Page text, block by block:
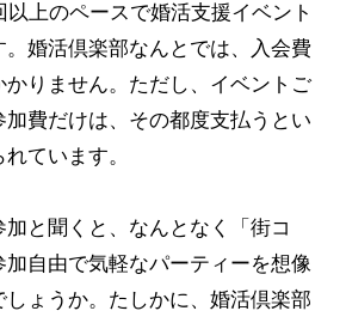
以上のペースで婚活支援イベント
。婚活倶楽部なんとでは、入会費
かりません。ただし、イベントご
加費だけは、その都度支払うとい
ています。
と聞くと、なんとなく「街コ
加自由で気軽なパーティーを想像
ょうか。たしかに、婚活倶楽部